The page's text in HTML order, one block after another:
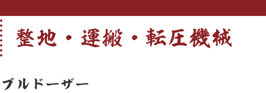
整地・運搬・転圧機械
ブルドーザー